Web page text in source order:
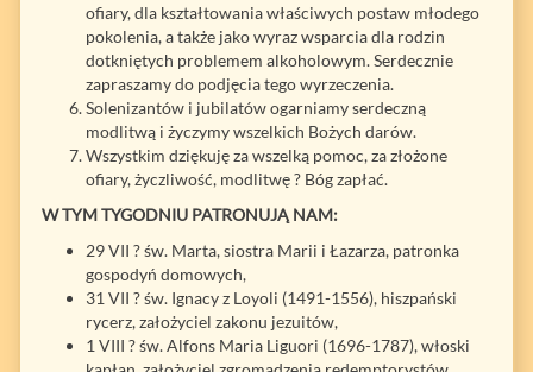
ofiary, dla kształtowania właściwych postaw młodego
pokolenia, a także jako wyraz wsparcia dla rodzin
dotkniętych problemem alkoholowym. Serdecznie
zapraszamy do podjęcia tego wyrzeczenia.
Solenizantów i jubilatów ogarniamy serdeczną
modlitwą i życzymy wszelkich Bożych darów.
Wszystkim dziękuję za wszelką pomoc, za złożone
ofiary, życzliwość, modlitwę ? Bóg zapłać.
W TYM TYGODNIU PATRONUJĄ NAM:
29 VII ? św. Marta, siostra Marii i Łazarza, patronka
gospodyń domowych,
31 VII ? św. Ignacy z Loyoli (1491-1556), hiszpański
rycerz, założyciel zakonu jezuitów,
1 VIII ? św. Alfons Maria Liguori (1696-1787), włoski